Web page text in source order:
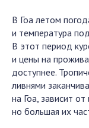
В Гоа летом
и температура
В этот период
и цены на
доступнее.
ливнями
на Гоа, зависит
но большая их